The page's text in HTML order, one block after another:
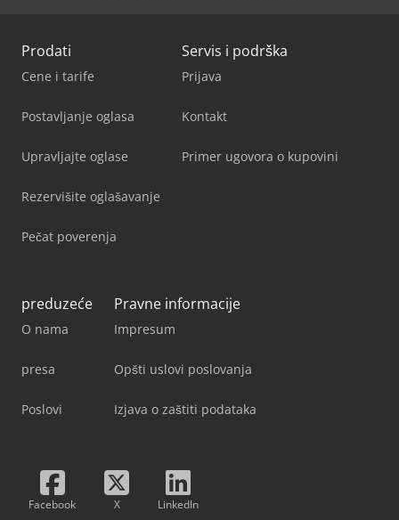
Prodati
Cene i tarife
Postavljanje oglasa
Upravljajte oglase
Rezervišite oglašavanje
Pečat poverenja
Servis i podrška
Prijava
Kontakt
Primer ugovora o kupovini
preduzeće
O nama
presa
Poslovi
Pravne informacije
Impresum
Opšti uslovi poslovanja
Izjava o zaštiti podataka
Facebook X LinkedIn